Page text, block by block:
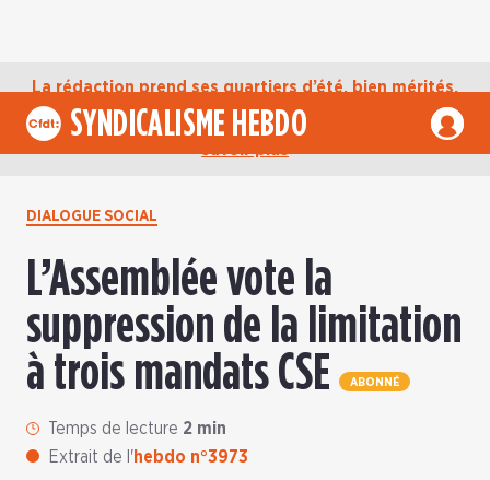
La rédaction prend ses quartiers d’été, bien mérités,
jusqu’au mardi 1er septembre. D’ici là, retrouvez
l’actualité de la CFDT sur notre compte Bluesky. En
SYNDICALISME HEBDO
DIALOGUE SOCIAL
L’Assemblée vote la
suppression de la limitation
à trois mandats CSE
ABONNÉ
Temps de lecture 2 min
Extrait de l'hebdo n°3973